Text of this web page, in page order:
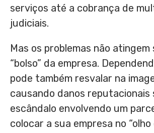
serviços até a cobrança de
judiciais.
Mas os problemas não atingem
“bolso” da empresa.
pode também resvalar na
causando danos reputacionais
escândalo envolvendo um
colocar a sua empresa no